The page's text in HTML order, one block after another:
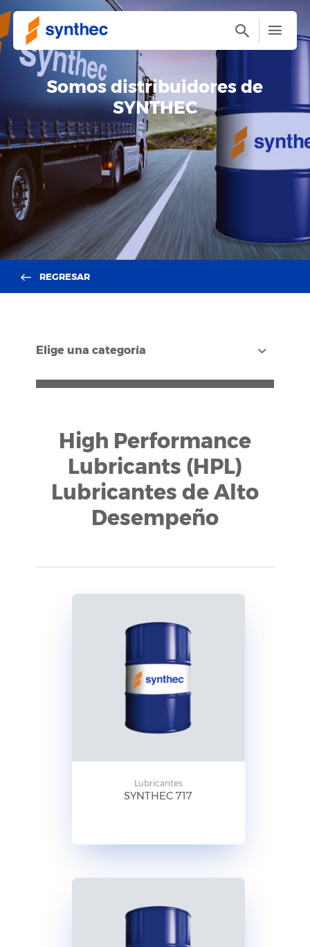
Somos distribuidores de
SYNTHEC
REGRESAR
Elige una categoría
High Performance
Lubricants (HPL)
Lubricantes de Alto
Desempeño
Lubricantes
SYNTHEC 717